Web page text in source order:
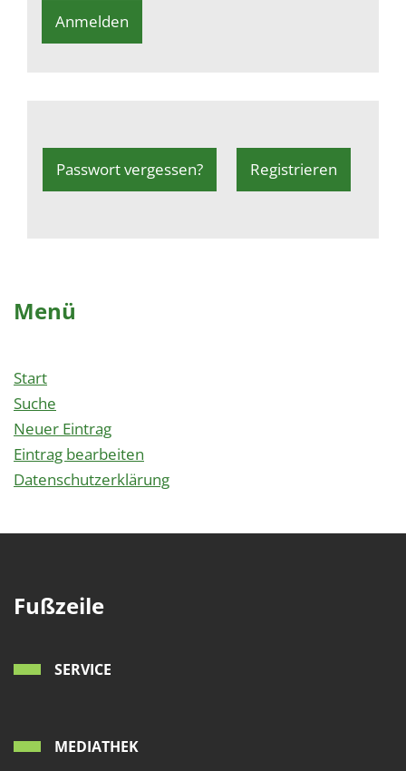
Passwort vergessen? Registrieren
Menü
Start
Suche
Neuer Eintrag
Eintrag bearbeiten
Datenschutzerklärung
Fußzeile
SERVICE
MEDIATHEK